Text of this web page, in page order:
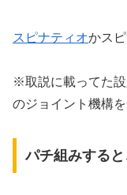
スピナティオかス
※取説に載ってた
のジョイント機構
パチ組みする